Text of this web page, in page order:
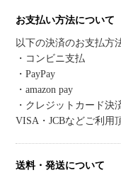
お支払い方法について
以下の決済のお支払方
・コンビニ支払
・PayPay
・amazon pay
・クレジットカード決
VISA・JCBなどご利用
送料・発送について